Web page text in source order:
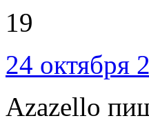
19
24 октября
Azazello